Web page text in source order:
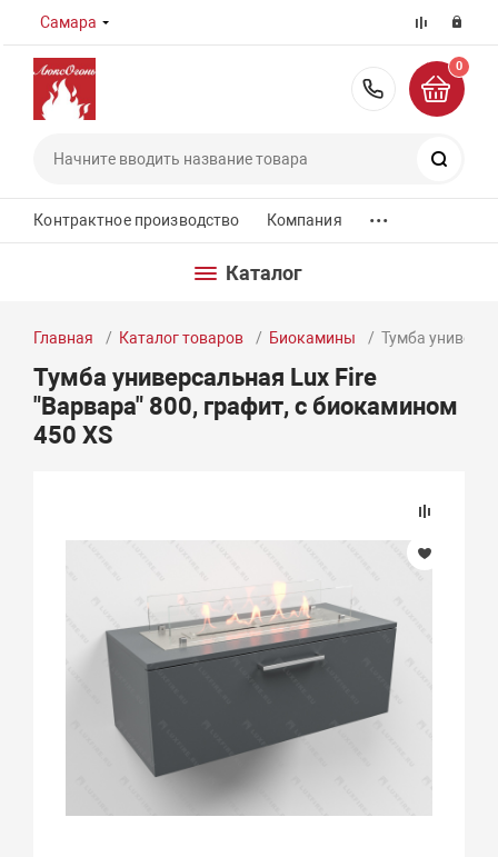
Самара
8 (800)
0
Контрактное производство Компания ...
Каталог
Главная Каталог товаров Биокамины Тумба
Тумба универсальная Lux Fire
"Варвара" 800, графит, с биокамином
450 XS